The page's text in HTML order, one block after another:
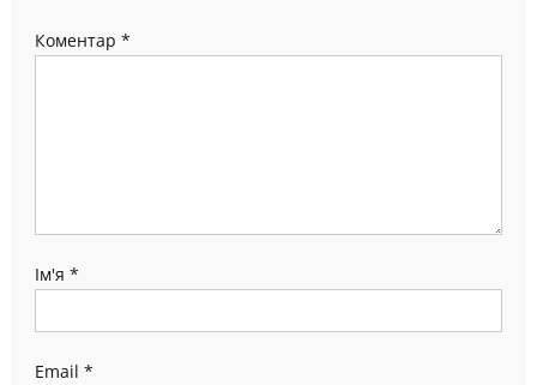
Коментар *
Ім'я *
Email *